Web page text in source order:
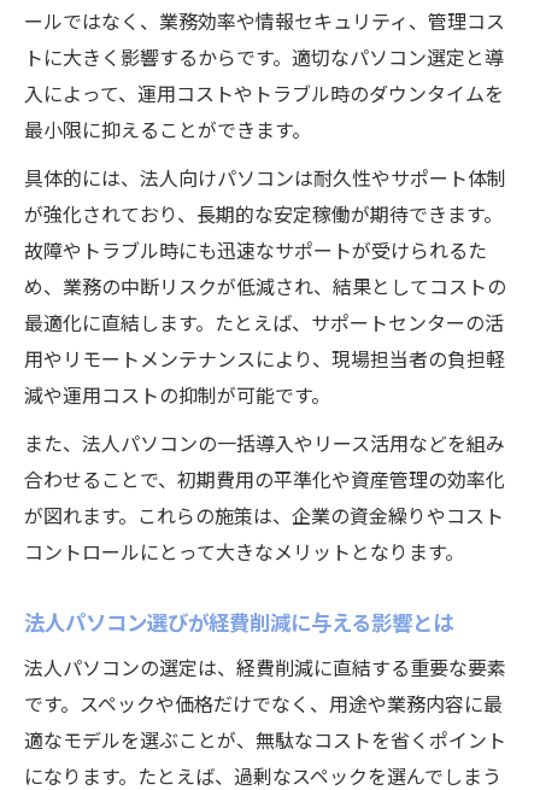
ールではなく、業務効率や情報セキュリティ、管理コス
トに大きく影響するからです。適切なパソコン選定と導
入によって、運用コストやトラブル時のダウンタイムを
最小限に抑えることができます。
具体的には、法人向けパソコンは耐久性やサポート体制
が強化されており、長期的な安定稼働が期待できます。
故障やトラブル時にも迅速なサポートが受けられるた
め、業務の中断リスクが低減され、結果としてコストの
最適化に直結します。たとえば、サポートセンターの活
用やリモートメンテナンスにより、現場担当者の負担軽
減や運用コストの抑制が可能です。
また、法人パソコンの一括導入やリース活用などを組み
合わせることで、初期費用の平準化や資産管理の効率化
が図れます。これらの施策は、企業の資金繰りやコスト
コントロールにとって大きなメリットとなります。
法人パソコン選びが経費削減に与える影響とは
法人パソコンの選定は、経費削減に直結する重要な要素
です。スペックや価格だけでなく、用途や業務内容に最
適なモデルを選ぶことが、無駄なコストを省くポイント
になります。たとえば、過剰なスペックを選んでしまう